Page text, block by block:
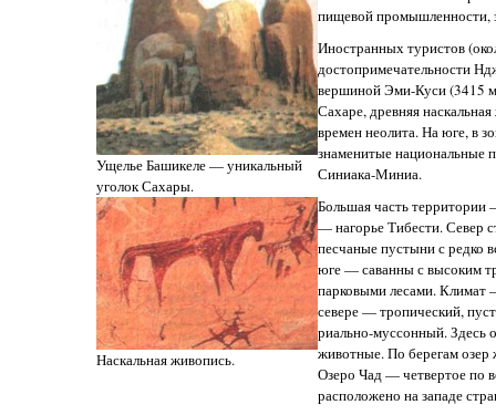
Ущелье Башикеле — уникальный
уголок Сахары.
Наскальная живопись.
пищевой промышленности,
Иностранных туристов
достопримечательности
вершиной Эми-Куси (3415
Сахаре, древняя
времен неолита. На юге, в
знаменитые национальные
Синиака-Миниа.
Большая часть территории
— нагорье Тибести. Север
песчаные пустыни с редко
юге — саванны с высоким
парковыми лесами. Климат
севере — тропический,
риально-муссонный. Здесь
животные. По берегам
Озеро Чад — четвертое по
расположено на западе